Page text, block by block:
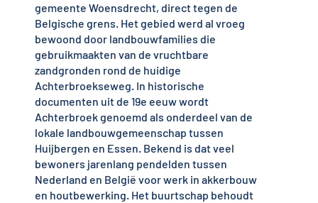
gemeente Woensdrecht, direct tegen de
Belgische grens. Het gebied werd al vroeg
bewoond door landbouwfamilies die
gebruikmaakten van de vruchtbare
zandgronden rond de huidige
Achterbroekseweg. In historische
documenten uit de 19e eeuw wordt
Achterbroek genoemd als onderdeel van de
lokale landbouwgemeenschap tussen
Huijbergen en Essen. Bekend is dat veel
bewoners jarenlang pendelden tussen
Nederland en België voor werk in akkerbouw
en houtbewerking. Het buurtschap behoudt